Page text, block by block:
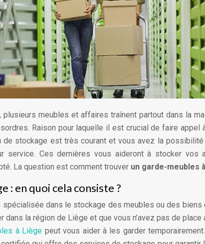
plusieurs meubles et affaires traînent partout dans la
Raison pour laquelle il est crucial de faire appel
stockage est très courant et vous avez la
service. Ces dernières vous aideront à stocker vos
La question est comment trouver un garde-meubles
: en quoi cela consiste ?
dans le stockage des meubles ou des biens
dans la région de Liège et que vous n’avez pas de
à Liège peut vous aider à les garder